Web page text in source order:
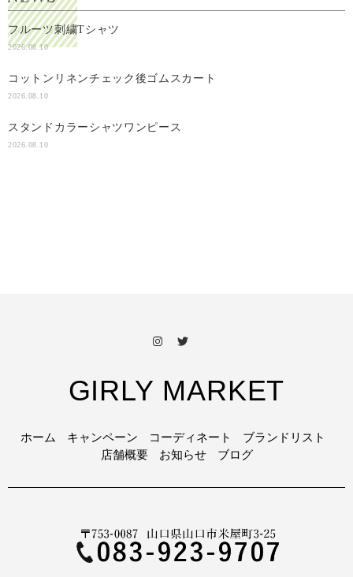
フルーツ刺繍Tシャツ
2026.08.10
コットンリネンチェック後ゴムスカート
2026.08.10
スタンドカラーシャツワンピース
2026.08.10
GIRLY MARKET
ホーム キャンペーン コーディネート
ブランドリスト
店舗概要
お知らせ ブログ